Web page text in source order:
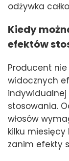
odżywka
Kiedy
efektów
Producent
widocznych
indywidualnej
stosowania.
włosów
kilku
zanim efekty